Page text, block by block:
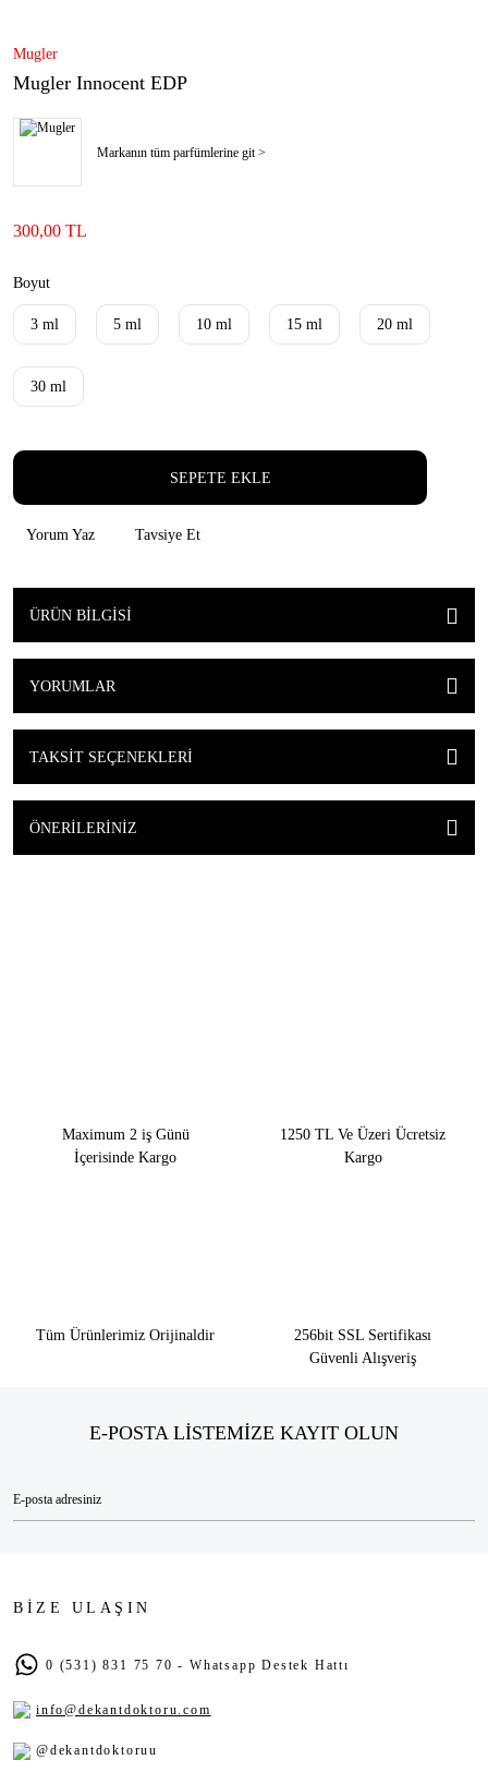
Mugler
Mugler Innocent EDP
Markanın tüm parfümlerine git >
300,00 TL
Boyut
3 ml 5 ml 10 ml 15 ml 20 ml
30 ml
SEPETE EKLE
Yorum Yaz Tavsiye Et
ÜRÜN BILGISI
YORUMLAR
TAKSIT SEÇENEKLERI
ÖNERILERINIZ
Maximum 2 iş Günü
İçerisinde Kargo
1250 TL Ve Üzeri Ücretsiz
Kargo
Tüm Ürünlerimiz Orijinaldir
256bit SSL Sertifikası
Güvenli Alışveriş
E-POSTA LİSTEMİZE KAYIT OLUN
BİZE ULAŞIN
0 (531) 831 75 70 - Whatsapp Destek Hattı
info@dekantdoktoru.com
@dekantdoktoruu